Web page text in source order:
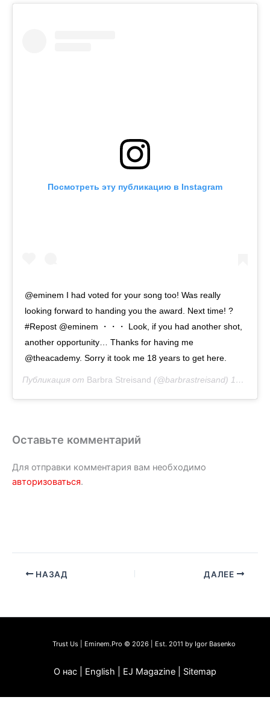
Посмотреть эту публикацию в Instagram
@eminem I had voted for your song too! Was really
looking forward to handing you the award. Next time! ?
#Repost @eminem ・・・ Look, if you had another shot,
another opportunity… Thanks for having me
@theacademy. Sorry it took me 18 years to get here.
Публикация от Barbra Streisand (@barbrastreisand) 10 Фев 2020 в 11:26 PST
Оставьте комментарий
Для отправки комментария вам необходимо
авторизоваться.
НАЗАД ДАЛЕЕ
Trust Us | Eminem.Pro © 2026 | Est. 2011 by Igor Basenko
О нас | English | EJ Magazine | Sitemap